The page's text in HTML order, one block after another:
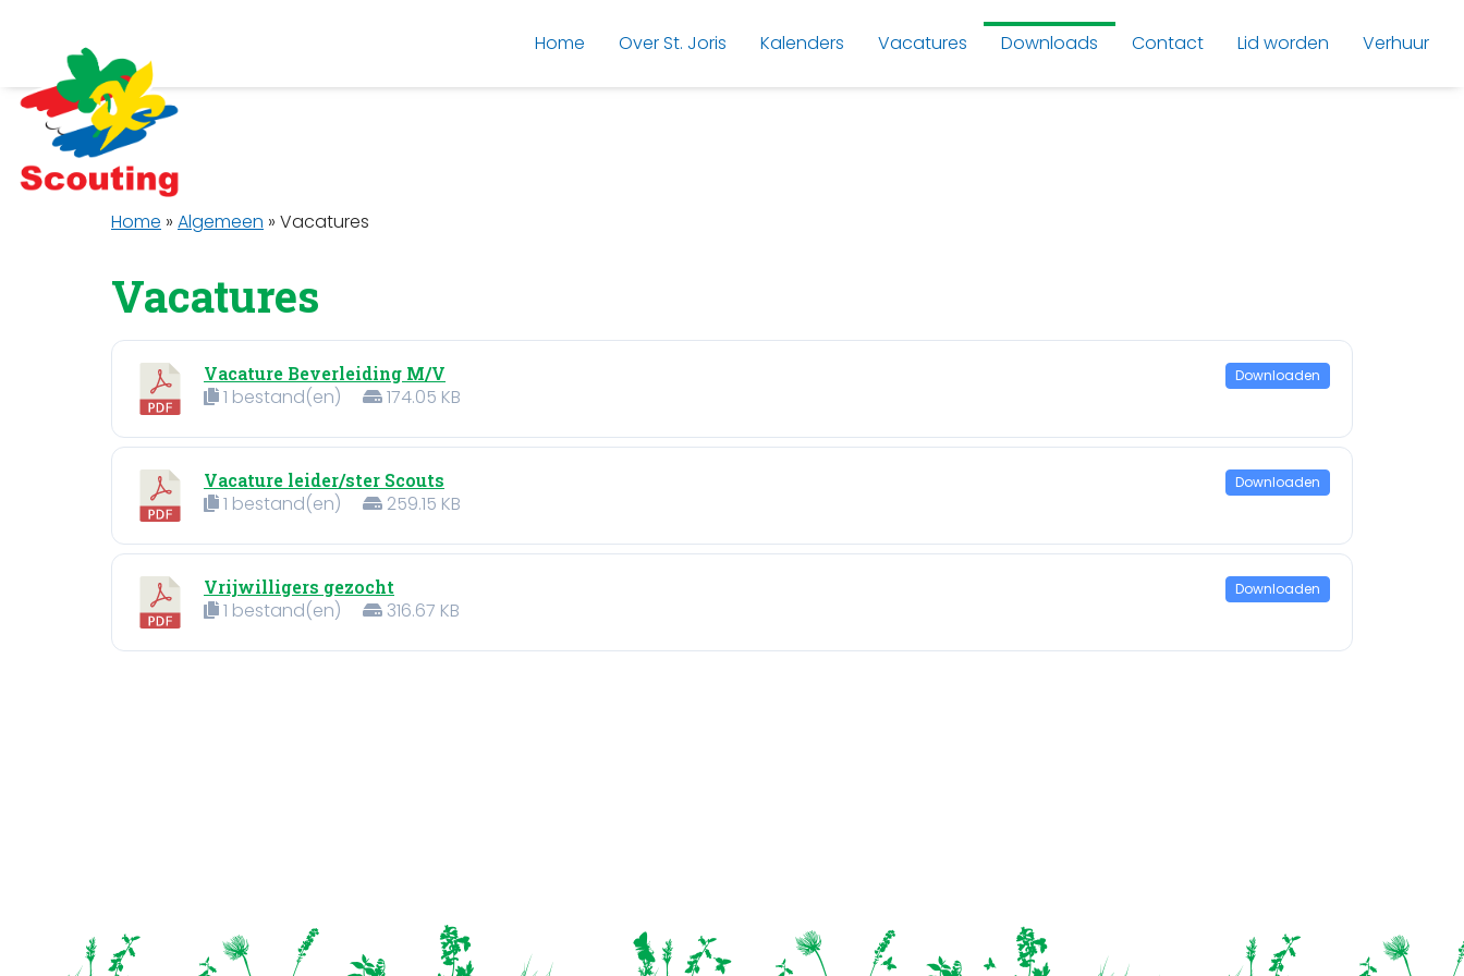
Home Over St. Joris Kalenders Vacatures Downloads Contact Lid worden Verhuur
Home » Algemeen » Vacatures
Vacatures
Vacature Beverleiding M/V
1 bestand(en) 174.05 KB
Downloaden
Vacature leider/ster Scouts
1 bestand(en) 259.15 KB
Downloaden
Vrijwilligers gezocht
1 bestand(en) 316.67 KB
Downloaden